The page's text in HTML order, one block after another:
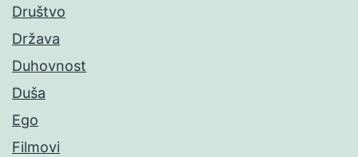
Društvo
Država
Duhovnost
Duša
Ego
Filmovi